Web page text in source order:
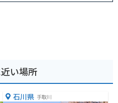
い場所
石川県 手取川